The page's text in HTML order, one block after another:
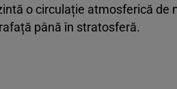
o circulație atmosferică de
până în stratosferă.